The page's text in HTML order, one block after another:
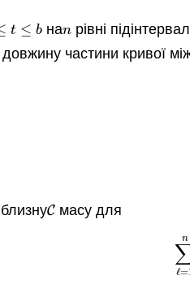
t ≤ b
≤b наn
n рівні
частини кривої
C
C масу для
ℓ=
n
∑ℓ